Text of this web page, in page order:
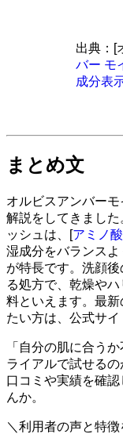
出典：[
バー モ
成分表
まとめ文
オルビスアンバー
解説をしてきまし
ッシュは、[アミノ
湿成分をバランス
が特長です。洗顔
る処方で、乾燥や
料といえます。最
たい方は、公式サイ
「自分の肌に合う
ライアルで試せるの
口コミや実績を確
んか。
＼利用者の声と特徴